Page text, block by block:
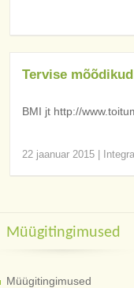
Tervise mõõdikud
BMI jt http://
22 jaanuar 2015
Müügitingimused
Müügitingimused